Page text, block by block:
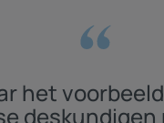
het
deskundigen